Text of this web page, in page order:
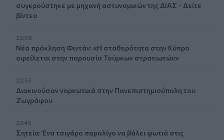
συγκρούστηκε με μηχανή αστυνομικών της ΔΙΑΣ - Δείτε
βίντεο
22:59
Νέα πρόκληση Φιντάν: «Η σταθερότητα στην Κύπρο
οφείλεται στην παρουσία Τούρκων στρατιωτών»
22:53
Διακινούσαν ναρκωτικά στην Πανεπιστημιούπολη του
Ζωγράφου
22:45
Σητεία: Ένα τσιγάρο παραλίγο να βάλει φωτιά στις